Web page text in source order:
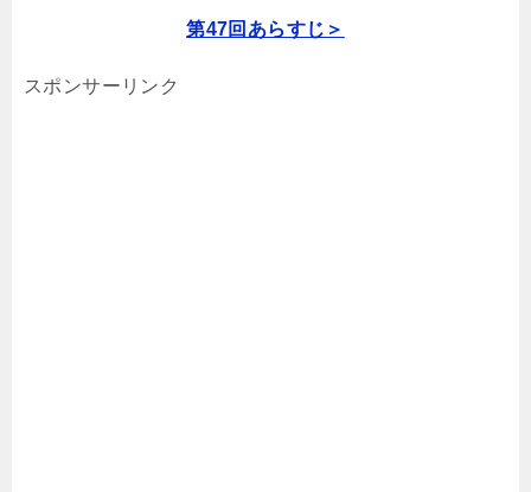
第47回あらすじ＞
スポンサーリンク